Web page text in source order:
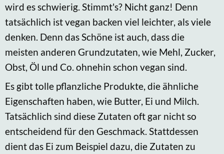
wird es schwierig. Stimmt's? Nicht ganz! Denn
tatsächlich ist vegan backen viel leichter, als viele
denken. Denn das Schöne ist auch, dass die
meisten anderen Grundzutaten, wie Mehl, Zucker,
Obst, Öl und Co. ohnehin schon vegan sind.
Es gibt tolle pflanzliche Produkte, die ähnliche
Eigenschaften haben, wie Butter, Ei und Milch.
Tatsächlich sind diese Zutaten oft gar nicht so
entscheidend für den Geschmack. Stattdessen
dient das Ei zum Beispiel dazu, die Zutaten zu